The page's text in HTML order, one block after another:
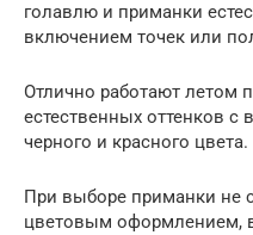
голавлю и приманки
включением точек или
Отлично работают летом
естественных оттенков
черного и красного цвета.
При выборе приманки не
цветовым оформлением,